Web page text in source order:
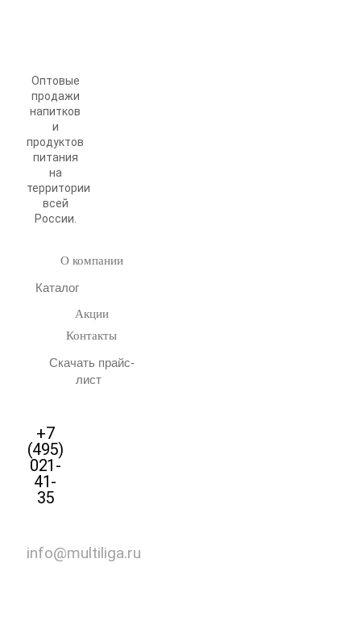
Оптовые
продажи
напитков
и
продуктов
питания
на
территории
всей
России.
О компании
Каталог
Акции
Контакты
Скачать прайс-
лист
+7
(495)
021-
41-
35
info@multiliga.ru